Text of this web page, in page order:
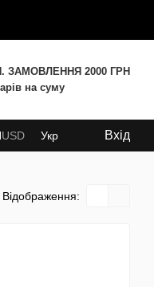
ЗАМОВЛЕННЯ 2000 ГРН
на суму
USD Укр Вхід
Відображення: